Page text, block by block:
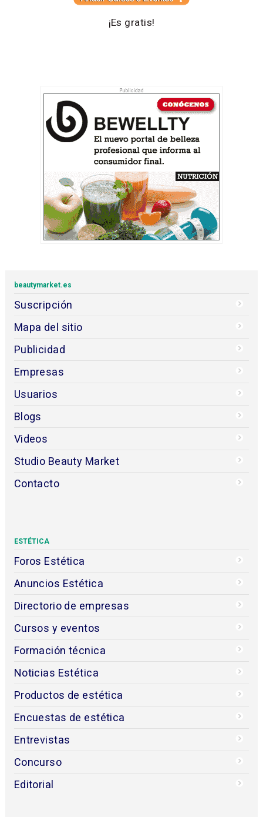
¡Es gratis!
beautymarket.es
Suscripción
Mapa del sitio
Publicidad
Empresas
Usuarios
Blogs
Videos
Studio Beauty Market
Contacto
ESTÉTICA
Foros Estética
Anuncios Estética
Directorio de empresas
Cursos y eventos
Formación técnica
Noticias Estética
Productos de estética
Encuestas de estética
Entrevistas
Concurso
Editorial